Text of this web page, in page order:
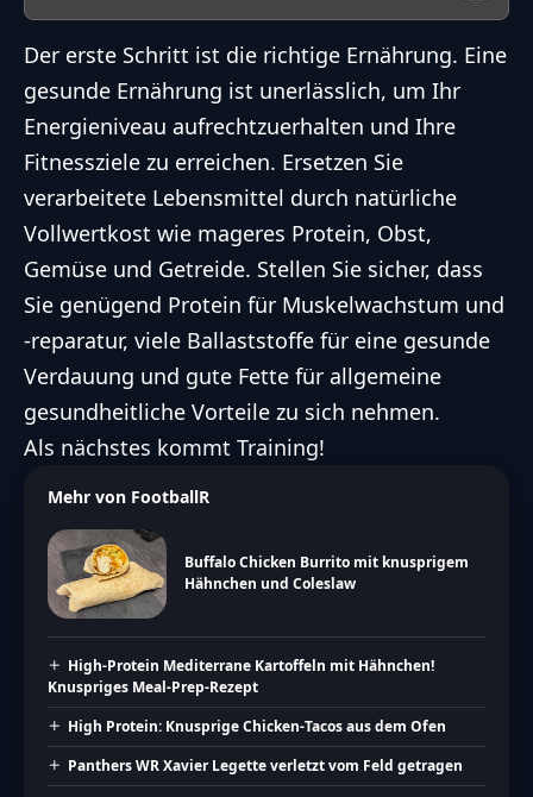
Der erste Schritt ist die richtige Ernährung. Eine
gesunde Ernährung ist unerlässlich, um Ihr
Energieniveau aufrechtzuerhalten und Ihre
Fitnessziele zu erreichen. Ersetzen Sie
verarbeitete Lebensmittel durch natürliche
Vollwertkost wie mageres Protein, Obst,
Gemüse und Getreide. Stellen Sie sicher, dass
Sie genügend Protein für Muskelwachstum und
-reparatur, viele Ballaststoffe für eine gesunde
Verdauung und gute Fette für allgemeine
gesundheitliche Vorteile zu sich nehmen.
Als nächstes kommt Training!
Mehr von FootballR
Buffalo Chicken Burrito mit knusprigem
Hähnchen und Coleslaw
High-Protein Mediterrane Kartoffeln mit Hähnchen!
Knuspriges Meal-Prep-Rezept
High Protein: Knusprige Chicken-Tacos aus dem Ofen
Panthers WR Xavier Legette verletzt vom Feld getragen